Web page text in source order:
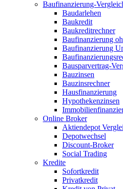
Baufinanzierung-
Baudarlehen
Baukredit
Baukreditrechner
Baufinanzierung
Baufinanzierung
Bausparvertrag-
Bauzinsen
Bauzinsrechner
Hausfinanzierung
Hypothekenzinsen
Online Broker
Aktiendepot
Depotwechsel
Discount-Broker
Social Trading
Kredite
Sofortkredit
Privatkredit